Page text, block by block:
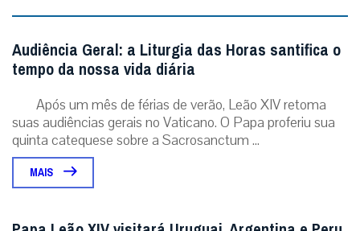
Audiência Geral: a Liturgia das Horas santifica o
tempo da nossa vida diária
Após um mês de férias de verão, Leão XIV retoma
suas audiências gerais no Vaticano. O Papa proferiu sua
quinta catequese sobre a Sacrosanctum ...
MAIS